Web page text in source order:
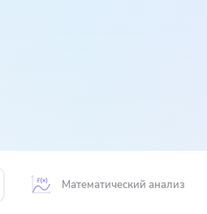
Математический анализ